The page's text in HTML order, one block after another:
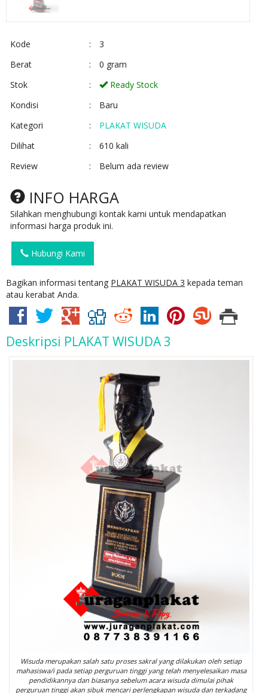
Kode :
3
Berat
:
0 gram
Stok
:
Ready Stock
Kondisi
:
Baru
Kategori
:
PLAKAT WISUDA
Dilihat
:
610 kali
Review
: Belum ada review
INFO HARGA
Silahkan menghubungi kontak kami untuk mendapatkan
informasi harga produk ini.
Hubungi Kami
Bagikan informasi tentang PLAKAT WISUDA 3 kepada teman
atau kerabat Anda.
Deskripsi PLAKAT WISUDA 3
Wisuda merupakan salah satu proses sakral yang dilakukan oleh setiap
mahasiswa/i pada setiap perguruan tinggi yang telah menyelesaikan masa
pendidikannya dan biasanya sebelum acara wisuda dimulai pihak
perguruan tinggi akan sibuk mencari perlengkapan wisuda dan terkadang